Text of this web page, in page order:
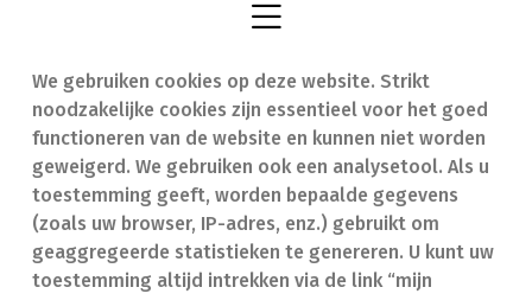
We gebruiken cookies op deze website. Strikt
noodzakelijke cookies zijn essentieel voor het goed
functioneren van de website en kunnen niet worden
geweigerd. We gebruiken ook een analysetool. Als u
toestemming geeft, worden bepaalde gegevens
(zoals uw browser, IP-adres, enz.) gebruikt om
geaggregeerde statistieken te genereren. U kunt uw
toestemming altijd intrekken via de link “mijn
Vind een apotheek
Onze expertise
Ziekten
Geneesmiddelen
In geval van nood
Contact
Veelgestelde vragen
(FAQ)